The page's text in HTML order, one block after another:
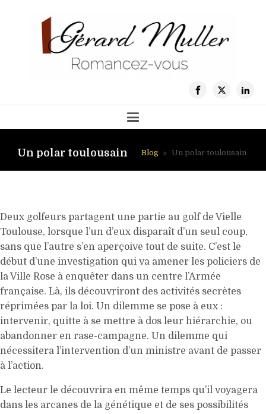
Un polar toulousain Blog » Un polar toulousain
Deux golfeurs partagent une partie au golf de Vielle
Toulouse, lorsque l’un d’eux disparaît d’un seul coup,
sans que l’autre s’en aperçoive tout de suite. C’est le
début d’une investigation qui va amener les policiers de
la Ville Rose à enquêter dans un centre l’Armée
française. Là, ils découvriront des activités secrètes
réprimées par la loi. Un dilemme se pose à eux :
intervenir, quitte à se mettre à dos leur hiérarchie, ou
abandonner en rase-campagne. Un dilemme qui
nécessitera l’intervention d’un ministre avant de passer
à l’action.
Le lecteur le découvrira en même temps qu’il voyagera
dans les arcanes de la génétique et de ses possibilités